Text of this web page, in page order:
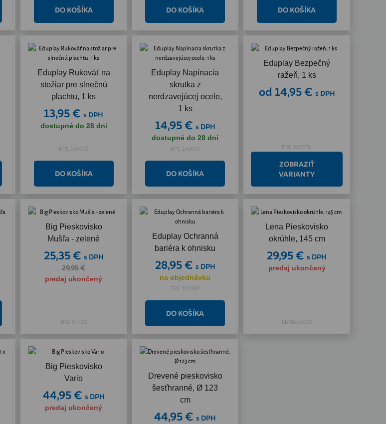
Eduplay Rukoväť na
stožiar pre slnečnú
plachtu, 1 ks
13,95 €s DPH
dostupné do 28 dní
EPL.160072
Eduplay Napínacia
skrutka z
nerdzavejúcej ocele,
1 ks
14,95 € s DPH
dostupné do 28 dní
EPL.160016
Eduplay Bezpečný
ražeň, 1 ks
od 14,95 € s DPH
EPL.RAZEN
ZOBRAZIŤ
VARIANTY
Big Pieskovisko
Mušľa - zelené
25,35 € s DPH
29,95 €
predaj ukončený
BIG.07723
Eduplay Ochranná
bariéra k ohnisku
28,95 € s DPH
na objednávku
EPL.110492
Lena Pieskovisko
okrúhle, 145 cm
29,95 €s DPH
predaj ukončený
LENA.05090
Big Pieskovisko
Vario
44,95 € s DPH
predaj ukončený
Drevené pieskovisko
šesťhranné, Ø 123
cm
44,95 €s DPH